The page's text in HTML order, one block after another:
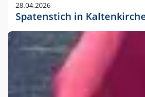
28.04.2026
Spatenstich in